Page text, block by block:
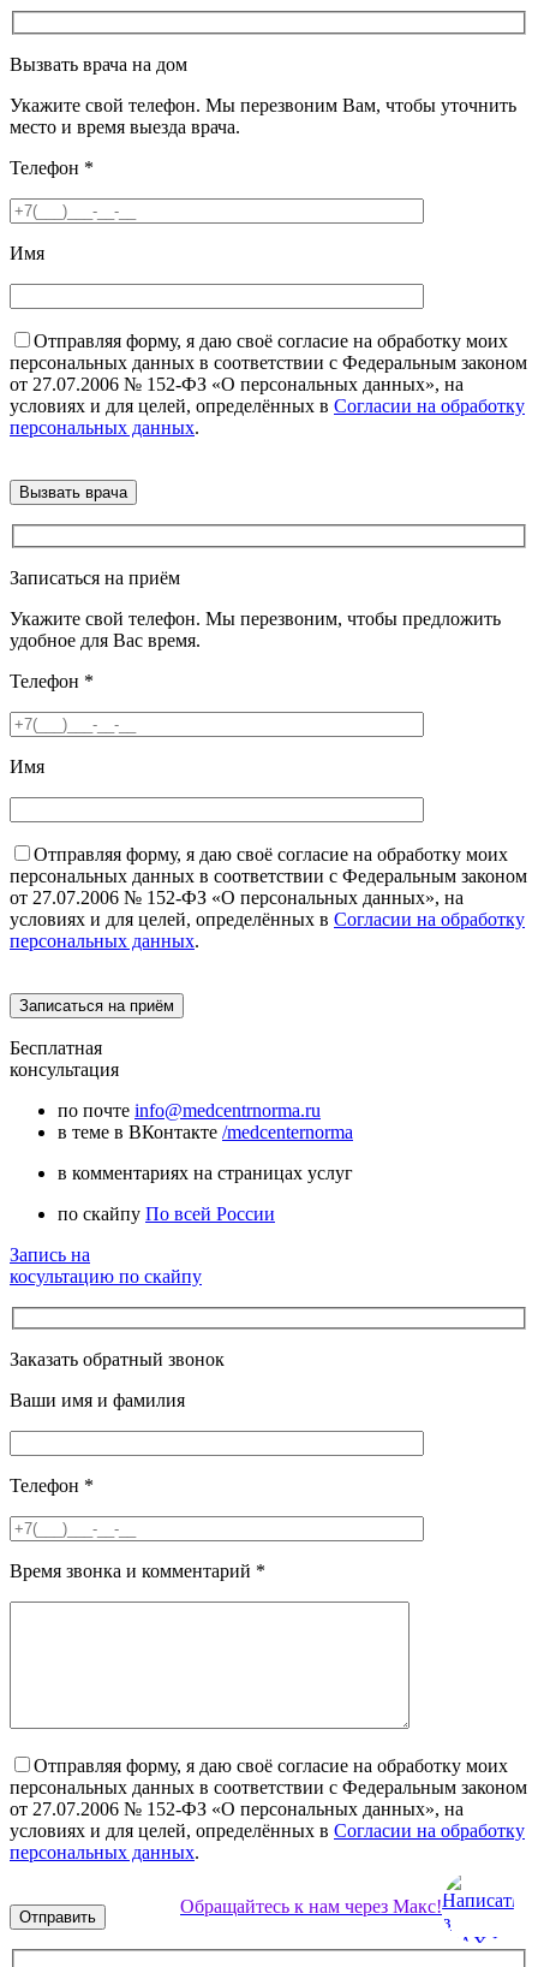
Вызвать врача на дом
Укажите свой телефон. Мы перезвоним Вам, чтобы уточнить
место и время выезда врача.
Телефон *
Имя
Отправляя форму, я даю своё согласие на обработку моих
персональных данных в соответствии с Федеральным законом
от 27.07.2006 № 152-ФЗ «О персональных данных», на
условиях и для целей, определённых в Согласии на обработку
персональных данных.
Записаться на приём
Укажите свой телефон. Мы перезвоним, чтобы предложить
удобное для Вас время.
Телефон *
Имя
Отправляя форму, я даю своё согласие на обработку моих
персональных данных в соответствии с Федеральным законом
от 27.07.2006 № 152-ФЗ «О персональных данных», на
условиях и для целей, определённых в Согласии на обработку
персональных данных.
Бесплатная
консультация
по почте info@medcentrnorma.ru
в теме в ВКонтакте /medcenternorma
в комментариях на страницах услуг
по скайпу По всей России
Запись на
косультацию по скайпу
Заказать обратный звонок
Ваши имя и фамилия
Телефон *
Время звонка и комментарий *
Отправляя форму, я даю своё согласие на обработку моих
персональных данных в соответствии с Федеральным законом
от 27.07.2006 № 152-ФЗ «О персональных данных», на
условиях и для целей, определённых в Согласии на обработку
персональных данных.
Обращайтесь к нам через Макс!